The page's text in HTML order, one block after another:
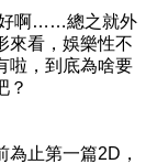
好啊……總之就外
來看，娛樂性不
，到底為啥要
？
止第一篇2D，